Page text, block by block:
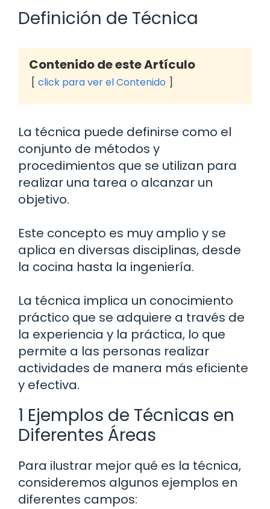
Definición de Técnica
Contenido de este Artículo
click para ver el Contenido
La técnica puede definirse como el
conjunto de métodos y
procedimientos que se utilizan para
realizar una tarea o alcanzar un
objetivo.
Este concepto es muy amplio y se
aplica en diversas disciplinas, desde
la cocina hasta la ingeniería.
La técnica implica un conocimiento
práctico que se adquiere a través de
la experiencia y la práctica, lo que
permite a las personas realizar
actividades de manera más eficiente
y efectiva.
1 Ejemplos de Técnicas en
Diferentes Áreas
Para ilustrar mejor qué es la técnica,
consideremos algunos ejemplos en
diferentes campos: